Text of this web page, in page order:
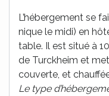
L’hébergement se
nique le midi) en
table. Il est situé à
de Turckheim et
couverte, et
Le type